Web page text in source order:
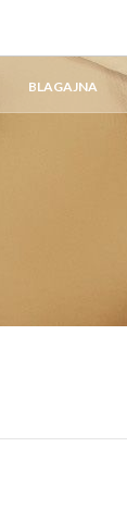
BLAGAJNA